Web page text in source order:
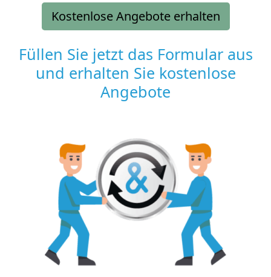
Kostenlose Angebote erhalten
Füllen Sie jetzt das Formular aus
und erhalten Sie kostenlose
Angebote